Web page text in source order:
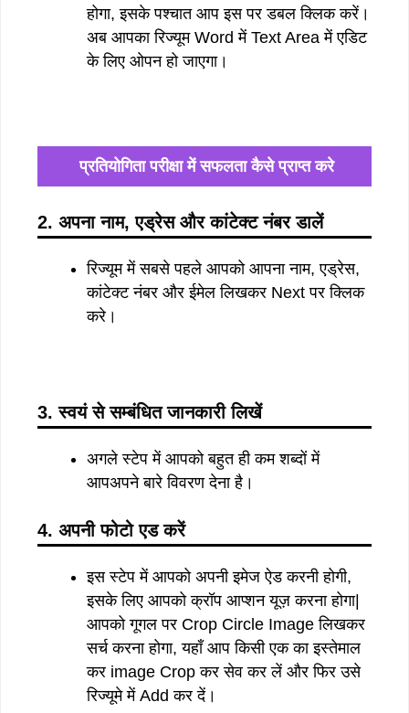
होगा, इसके पश्चात आप इस पर डबल क्लिक करें।
अब आपका रिज्यूम Word में Text Area में एडिट
के लिए ओपन हो जाएगा।
प्रतियोगिता परीक्षा में सफलता कैसे प्राप्त करे
2. अपना नाम, एड्रेस और कांटेक्ट नंबर डालें
रिज्यूम में सबसे पहले आपको आपना नाम, एड्रेस,
कांटेक्ट नंबर और ईमेल लिखकर Next पर क्लिक
करे।
3. स्वयं से सम्बंधित जानकारी लिखें
अगले स्टेप में आपको बहुत ही कम शब्दों में
आपअपने बारे विवरण देना है।
4. अपनी फोटो एड करें
इस स्टेप में आपको अपनी इमेज ऐड करनी होगी,
इसके लिए आपको क्रॉप आप्शन यूज़ करना होगा|
आपको गूगल पर Crop Circle Image लिखकर
सर्च करना होगा, यहाँ आप किसी एक का इस्तेमाल
कर image Crop कर सेव कर लें और फिर उसे
रिज्यूमे में Add कर दें।